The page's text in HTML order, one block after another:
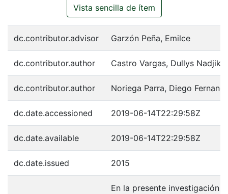
Vista sencilla de ítem
dc.contributor.advisor Garzón Peña, Emilce
dc.contributor.author Castro Vargas, Dullys
dc.contributor.author Noriega Parra, Diego
dc.date.accessioned 2019-06-14T22:29:58Z
dc.date.available 2019-06-14T22:29:58Z
dc.date.issued 2015
En la presente investigación